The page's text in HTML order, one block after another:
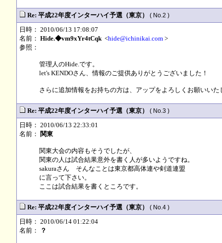
Re: 平成22年度インターハイ予選（東京） ( No.2 )
日時： 2010/06/13 17:08:07
名前： Hide.◆vm9xYr4tCqk<hide@ichinikai.com >
参照：
管理人のHide.です。
let's KENDOさん、情報のご提供ありがとうございました！
さらに追加情報をお持ちの方は、アップをよろしくお願いいた
Re: 平成22年度インターハイ予選（東京） ( No.3 )
日時： 2010/06/13 22:33:01
名前：
関東
関東大会の内容もそうでしたが、
関東の人は試合結果意外を書く人が多いようですね。
sakuraさん そんなことは東京都高体連や剣道連盟
に言って下さい。
ここは試合結果を書くところです。
Re: 平成22年度インターハイ予選（東京） ( No.4 )
日時： 2010/06/14 01:22:04
名前：
？